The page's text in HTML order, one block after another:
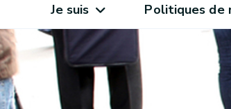
Je suis Politiques de